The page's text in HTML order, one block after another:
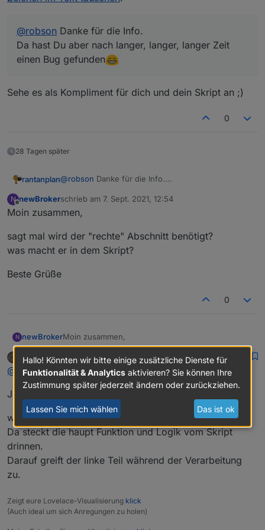
@robson Danke für die Info.
Da hast Du aber nach langer, langer, langer Zeit
einen Bug gefunden
Sehe es als Kompliment für dich und dein Skript an ;)
0
28 Tagen später
rantanplan@robson Danke für die Info.
einen Bug gefunden
Habe das Blockly geändert und im ersten Post neu
hinterlegt.
N
Offline
newBrokerschrieb am 7. Sept. 2021, 12:54
zuletzt editiert von
Moin zusammen,
sagt mal wird der "rechte" Abschnitt benötigt?
was macht er in dem Skript?
Beste Grüße
0
N newBrokerMoin zusammen,
sagt mal wird der "rechte" Abschnitt benötigt?
was macht er in dem Skript?
Beste Grüße
Online
David G.schrieb am 7. Sept. 2021, 13:45
zuletzt editiert von
@
newbroker
Ja,
wird benötigt.
Da steckt die haupt Funktion und Logik vom Skript
drinnen.
Darauf greift der linke Teil während der Verarbeitung
zu.
Zeigt eure Lovelace-Visualisierung klick
(Auch ideal um sich Anregungen zu holen)
Hallo! Könnten wir bitte einige zusätzliche Dienste für
Funktionalität & Analytics aktivieren? Sie können Ihre
Zustimmung später jederzeit ändern oder zurückziehen.
Lassen Sie mich wählen Das ist ok